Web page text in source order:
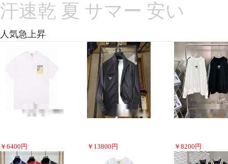
汗速乾 夏 サマー 安い
人気急上昇
￥ 6400 円 ￥ 13800 円 ￥ 8200 円